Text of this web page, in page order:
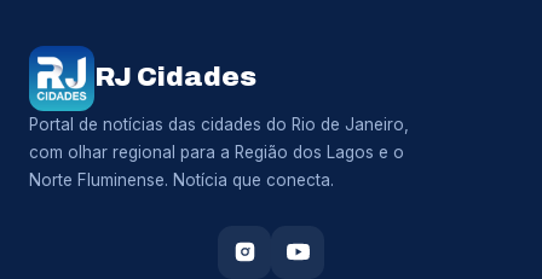
RJ Cidades
Portal de notícias das cidades do Rio de Janeiro,
com olhar regional para a Região dos Lagos e o
Norte Fluminense. Notícia que conecta.